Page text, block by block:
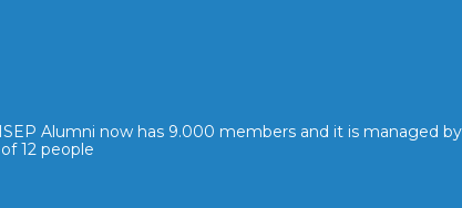
Alumni now has 9.000 members and it is managed
12 people